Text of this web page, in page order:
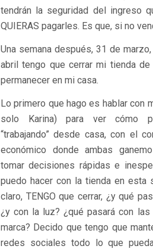
tendrán la seguridad del ingreso
QUIERAS pagarles. Es que, si no
Una semana después, 31 de
abril tengo que cerrar mi tienda
permanecer en mi casa.
Lo primero que hago es hablar con
solo Karina) para ver cómo
“trabajando” desde casa, con el
económico donde ambas
tomar decisiones rápidas e
puedo hacer con la tienda en esta
claro, TENGO que cerrar, ¿y qué
¿y con la luz? ¿qué pasará con
marca? Decido que tengo que
redes sociales todo lo que